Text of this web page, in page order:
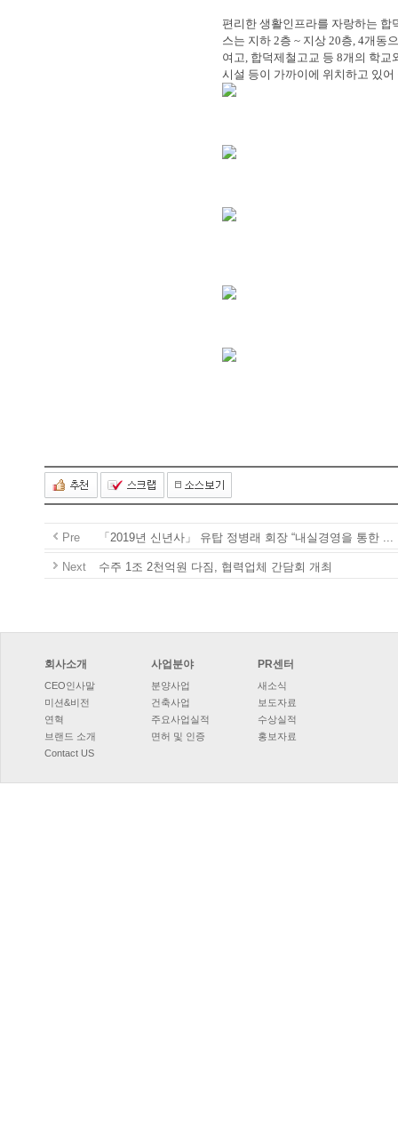
편리한생활인프라를자랑하는
스는지하 2층 ~ 지상 20층,4개동
여고, 합덕제철고교등 8개의학교
시설등이가까이에위치하고있
Pre 「2019년신년사」유탑정병래회장“내실경영을통한...
Next 수주1조2천억원다짐,협력업체간담회개최
회사소개
CEO인사말
미션&비전
연혁
브랜드소개
ContactUS
사업분야
분양사업
건축사업
주요사업실적
면허및인증
PR센터
새소식
보도자료
수상실적
홍보자료